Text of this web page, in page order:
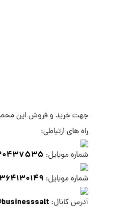
جهت خرید و فروش این
راه های ارتباطی:
شماره موبایل:
شماره موبایل:
آدرس کانال: businesssalt@